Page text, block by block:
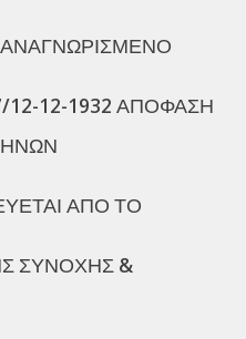
ΑΝΑΓΝΩΡΙΣΜΕΝΟ
12-12-1932 ΑΠΟΦΑΣΗ
ΑΠΟ ΤΟ
ΣΥΝΟΧΗΣ &